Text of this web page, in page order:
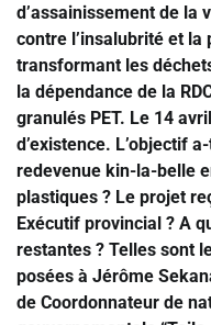
d’assainissement de la
contre l’insalubrité et
transformant les
la dépendance de la
granulés PET. Le 14
d’existence. L’objectif
redevenue kin-la-belle
plastiques ? Le projet
Exécutif provincial ? A
restantes ? Telles sont
posées à Jérôme
de Coordonnateur de